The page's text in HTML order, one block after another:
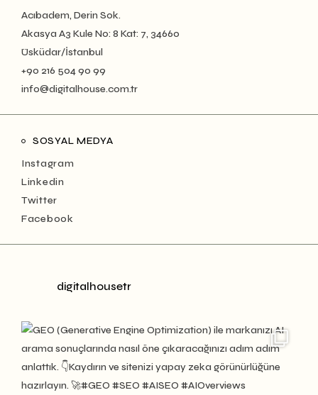
Acıbadem, Derin Sok.
Akasya A3 Kule No: 8 Kat: 7, 34660
Üsküdar/İstanbul
+90 216 504 90 99
info@digitalhouse.com.tr
SOSYAL MEDYA
Instagram
Linkedin
Twitter
Facebook
digitalhousetr